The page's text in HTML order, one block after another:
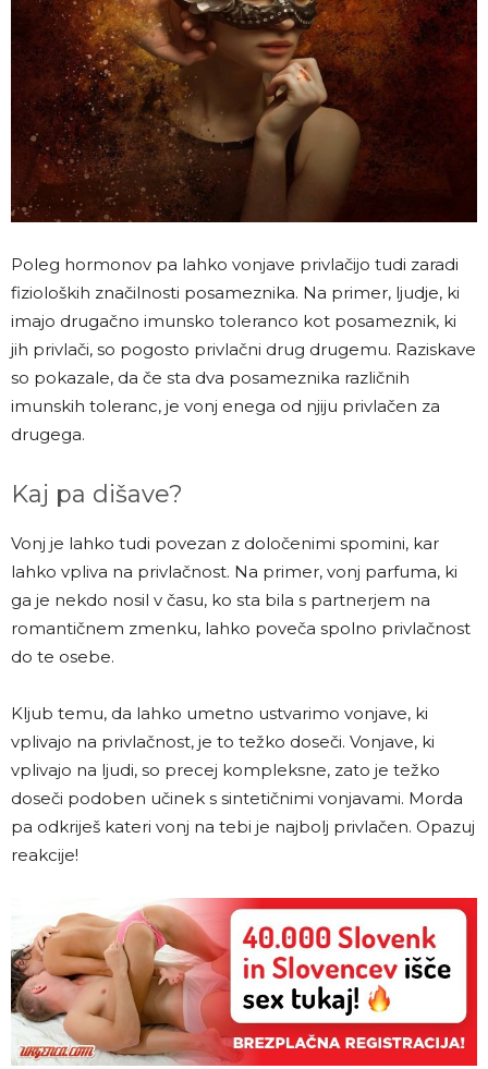
Poleg hormonov pa lahko vonjave privlačijo tudi zaradi
fizioloških značilnosti posameznika. Na primer, ljudje, ki
imajo drugačno imunsko toleranco kot posameznik, ki
jih privlači, so pogosto privlačni drug drugemu. Raziskave
so pokazale, da če sta dva posameznika različnih
imunskih toleranc, je vonj enega od njiju privlačen za
drugega.
Kaj pa dišave?
Vonj je lahko tudi povezan z določenimi spomini, kar
lahko vpliva na privlačnost. Na primer, vonj parfuma, ki
ga je nekdo nosil v času, ko sta bila s partnerjem na
romantičnem zmenku, lahko poveča spolno privlačnost
do te osebe.
Kljub temu, da lahko umetno ustvarimo vonjave, ki
vplivajo na privlačnost, je to težko doseči. Vonjave, ki
vplivajo na ljudi, so precej kompleksne, zato je težko
doseči podoben učinek s sintetičnimi vonjavami. Morda
pa odkriješ kateri vonj na tebi je najbolj privlačen. Opazuj
reakcije!